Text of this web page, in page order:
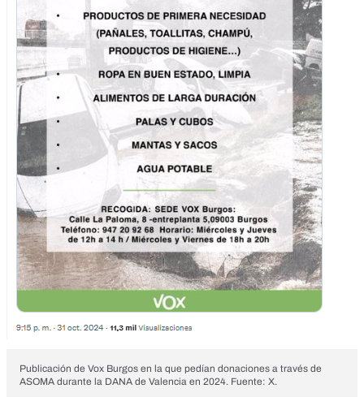
Publicación de Vox Burgos en la que pedían donaciones a través de
ASOMA durante la DANA de Valencia en 2024. Fuente: X.